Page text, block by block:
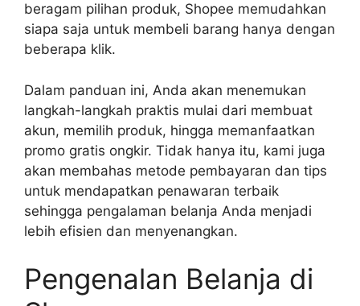
beragam pilihan produk, Shopee memudahkan
siapa saja untuk membeli barang hanya dengan
beberapa klik.
Dalam panduan ini, Anda akan menemukan
langkah-langkah praktis mulai dari membuat
akun, memilih produk, hingga memanfaatkan
promo gratis ongkir. Tidak hanya itu, kami juga
akan membahas metode pembayaran dan tips
untuk mendapatkan penawaran terbaik
sehingga pengalaman belanja Anda menjadi
lebih efisien dan menyenangkan.
Pengenalan Belanja di